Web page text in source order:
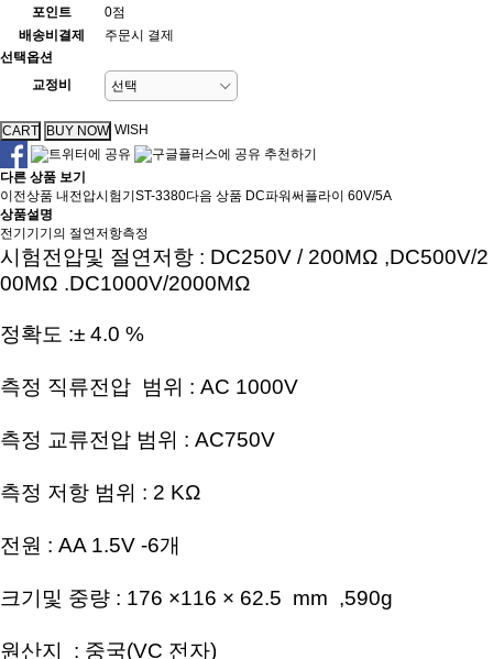
포인트
0점
배송비결제
주문시 결제
선택옵션
교정비
WISH
추천하기
다른 상품 보기
이전상품 내전압시험기ST-3380다음 상품 DC파워써플라이 60V/5A
상품설명
전기기기의 절연저항측정
시험전압및 절연저항 : DC250V / 200MΩ ,DC500V/2
00MΩ .DC1000V/2000MΩ
정확도 :± 4.0 %
측정 직류전압 범위 : AC 1000V
측정 교류전압 범위 : AC750V
측정 저항 범위 : 2 KΩ
전원 : AA 1.5V -6개
크기및 중량 : 176 ×116 × 62.5 mm ,590g
원산지 : 중국(VC 전자)